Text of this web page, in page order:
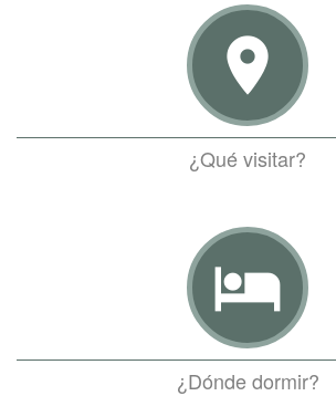
room
¿Qué visitar?
hotel
¿Dónde dormir?